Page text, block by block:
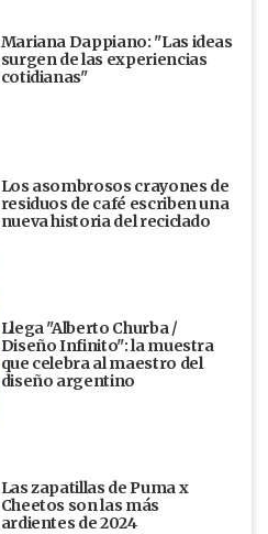
Mariana Dappiano: "Las ideas
surgen de las experiencias
cotidianas"
Los asombrosos crayones de
residuos de café escriben una
nueva historia del reciclado
Llega "Alberto Churba /
Diseño Infinito": la muestra
que celebra al maestro del
diseño argentino
Las zapatillas de Puma x
Cheetos son las más
ardientes de 2024